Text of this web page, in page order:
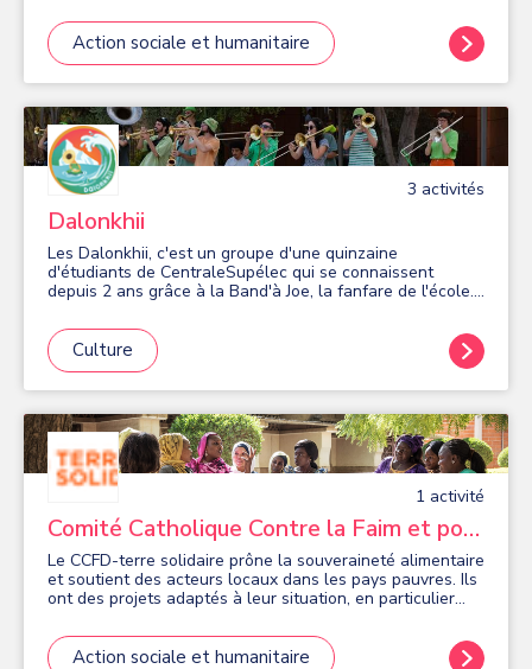
de vêtements pour enfants.
Action sociale et humanitaire
3 activités
Dalonkhii
Les Dalonkhii, c'est un groupe d'une quinzaine
d'étudiants de CentraleSupélec qui se connaissent
depuis 2 ans grâce à la Band'à Joe, la fanfare de l'école.
musique cubaine, le funk, le rock ou le New Orleans, leur
répertoire varié saura vous séduire grâce au mélange
explosif de sonorités cuivrées, de chorégraphies
endiablées et de bonne humeur.
Culture
1 activité
Comité Catholique Contre la Faim et pour
le Développement
Le CCFD-terre solidaire prône la souveraineté alimentaire
et soutient des acteurs locaux dans les pays pauvres. Ils
ont des projets adaptés à leur situation, en particulier
des terres, … En développant des partenariats plutôt que
de l’assistanat.
Action sociale et humanitaire